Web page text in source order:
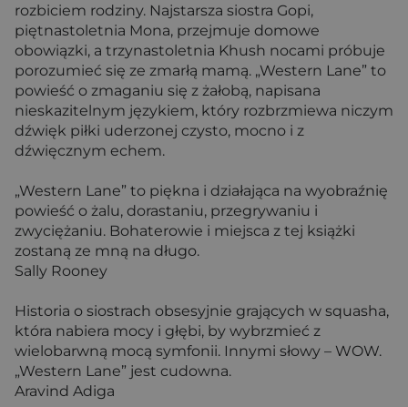
rozbiciem rodziny. Najstarsza siostra Gopi,
piętnastoletnia Mona, przejmuje domowe
obowiązki, a trzynastoletnia Khush nocami próbuje
porozumieć się ze zmarłą mamą. „Western Lane” to
powieść o zmaganiu się z żałobą, napisana
nieskazitelnym językiem, który rozbrzmiewa niczym
dźwięk piłki uderzonej czysto, mocno i z
dźwięcznym echem.
„Western Lane” to piękna i działająca na wyobraźnię
powieść o żalu, dorastaniu, przegrywaniu i
zwyciężaniu. Bohaterowie i miejsca z tej książki
zostaną ze mną na długo.
Sally Rooney
Historia o siostrach obsesyjnie grających w squasha,
która nabiera mocy i głębi, by wybrzmieć z
wielobarwną mocą symfonii. Innymi słowy – WOW.
„Western Lane” jest cudowna.
Aravind Adiga